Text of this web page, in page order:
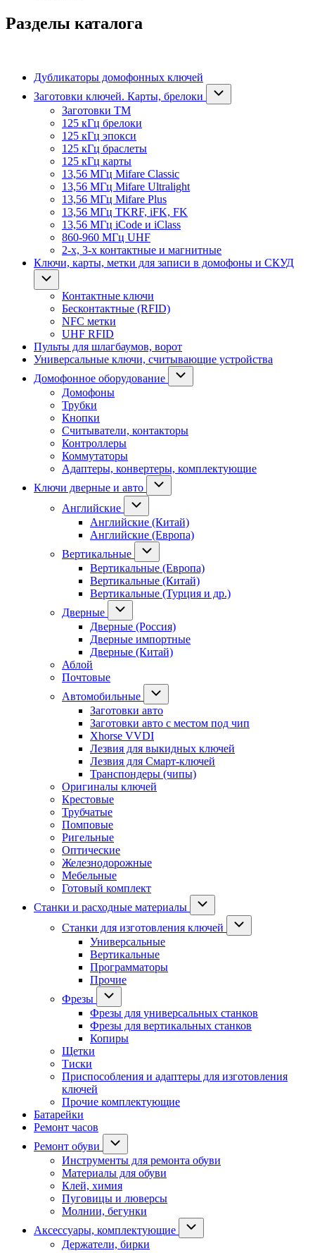
Разделы каталога
Дубликаторы домофонных ключей
Заготовки ключей. Карты, брелоки
Заготовки ТМ
125 кГц брелоки
125 кГц эпокси
125 кГц браслеты
125 кГц карты
13,56 МГц Mifare Classic
13,56 МГц Mifare Ultralight
13,56 МГц Mifare Plus
13,56 МГц TKRF, iFK, FK
13,56 МГц iCode и iClass
860-960 МГц UHF
2-х, 3-х контактные и магнитные
Ключи, карты, метки для записи в домофоны и СКУД
Контактные ключи
Бесконтактные (RFID)
NFC метки
UHF RFID
Пульты для шлагбаумов, ворот
Универсальные ключи, считывающие устройства
Домофонное оборудование
Домофоны
Трубки
Кнопки
Считыватели, контакторы
Контроллеры
Коммутаторы
Адаптеры, конвертеры, комплектующие
Ключи дверные и авто
Английские
Английские (Китай)
Английские (Европа)
Вертикальные
Вертикальные (Европа)
Вертикальные (Китай)
Вертикальные (Турция и др.)
Дверные
Дверные (Россия)
Дверные импортные
Дверные (Китай)
Аблой
Почтовые
Автомобильные
Заготовки авто
Заготовки авто с местом под чип
Xhorse VVDI
Лезвия для выкидных ключей
Лезвия для Смарт-ключей
Транспондеры (чипы)
Оригиналы ключей
Крестовые
Трубчатые
Помповые
Ригельные
Оптические
Железнодорожные
Мебельные
Готовый комплект
Станки и расходные материалы
Станки для изготовления ключей
Универсальные
Вертикальные
Программаторы
Прочие
Фрезы
Фрезы для универсальных станков
Фрезы для вертикальных станков
Копиры
Щетки
Тиски
Приспособления и адаптеры для изготовления
ключей
Прочие комплектующие
Батарейки
Ремонт часов
Ремонт обуви
Инструменты для ремонта обуви
Материалы для обуви
Клей, химия
Пуговицы и люверсы
Молнии, бегунки
Аксессуары, комплектующие
Держатели, бирки